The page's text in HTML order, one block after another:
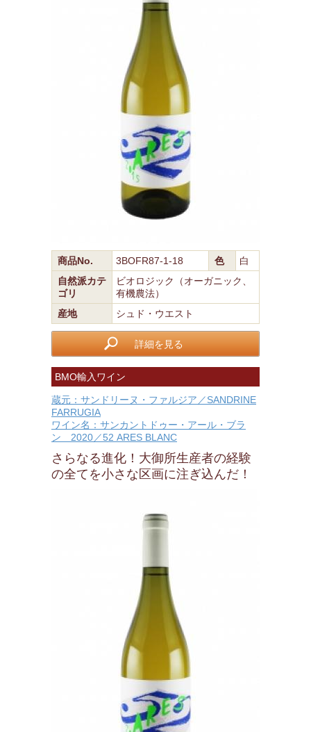
商品No. 3BOFR87-1-18 色
白
自然派カテ
ゴリ
ビオロジック（オーガニック、
有機農法）
産地
シュド・ウエスト
詳細を見る
BMO輸入ワイン
蔵元：サンドリーヌ・ファルジア／SANDRINE
FARRUGIA
ワイン名：サンカントドゥー・アール・ブラ
ン 2020／52 ARES BLANC
さらなる進化！大御所生産者の経験
の全てを小さな区画に注ぎ込んだ！